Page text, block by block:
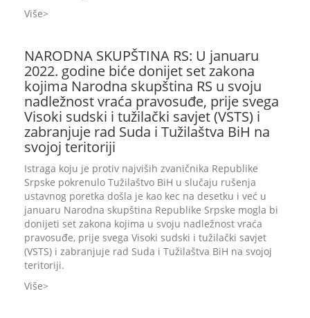
Više
NARODNA SKUPŠTINA RS: U januaru
2022. godine biće donijet set zakona
kojima Narodna skupština RS u svoju
nadležnost vraća pravosuđe, prije svega
Visoki sudski i tužilački savjet (VSTS) i
zabranjuje rad Suda i Tužilaštva BiH na
svojoj teritoriji
Istraga koju je protiv najviših zvaničnika Republike
Srpske pokrenulo Tužilaštvo BiH u slučaju rušenja
ustavnog poretka došla je kao kec na desetku i već u
januaru Narodna skupština Republike Srpske mogla bi
donijeti set zakona kojima u svoju nadležnost vraća
pravosuđe, prije svega Visoki sudski i tužilački savjet
(VSTS) i zabranjuje rad Suda i Tužilaštva BiH na svojoj
teritoriji.
Više